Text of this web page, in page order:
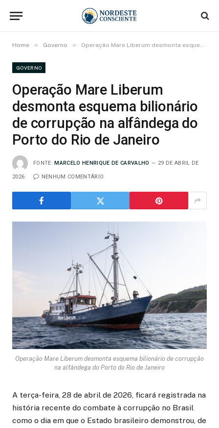
Home » Governo » Operação Mare Liberum desmonta esquema bilionário de corrupção na alfândega do Porto do Rio de Janeiro
GOVERNO
Operação Mare Liberum
desmonta esquema bilionário
de corrupção na alfândega do
Porto do Rio de Janeiro
FONTE: MARCELO HENRIQUE DE CARVALHO 29 DE ABRIL DE
2026 NENHUM COMENTÁRIO
Operação Mare Liberum desmonta esquema bilionário de corrupção
na alfândega do Porto do Rio de Janeiro
A terça-feira, 28 de abril de 2026, ficará registrada na
história recente do combate à corrupção no Brasil
como o dia em que o Estado brasileiro demonstrou, de